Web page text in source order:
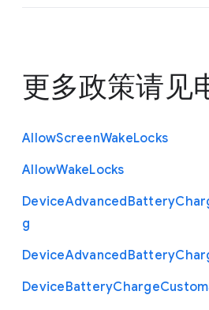
更多政策请见
AllowScreenWakeLocks
AllowWakeLocks
DeviceAdvancedBattery
g
DeviceAdvancedBattery
DeviceBatteryChargeCustom